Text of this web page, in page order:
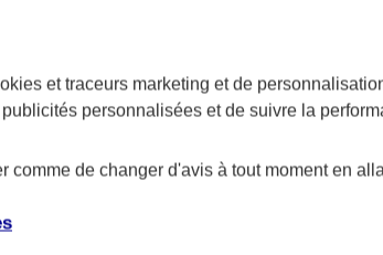
et traceurs marketing et de
personnalisées et de suivre la
comme de changer d'avis à tout moment en